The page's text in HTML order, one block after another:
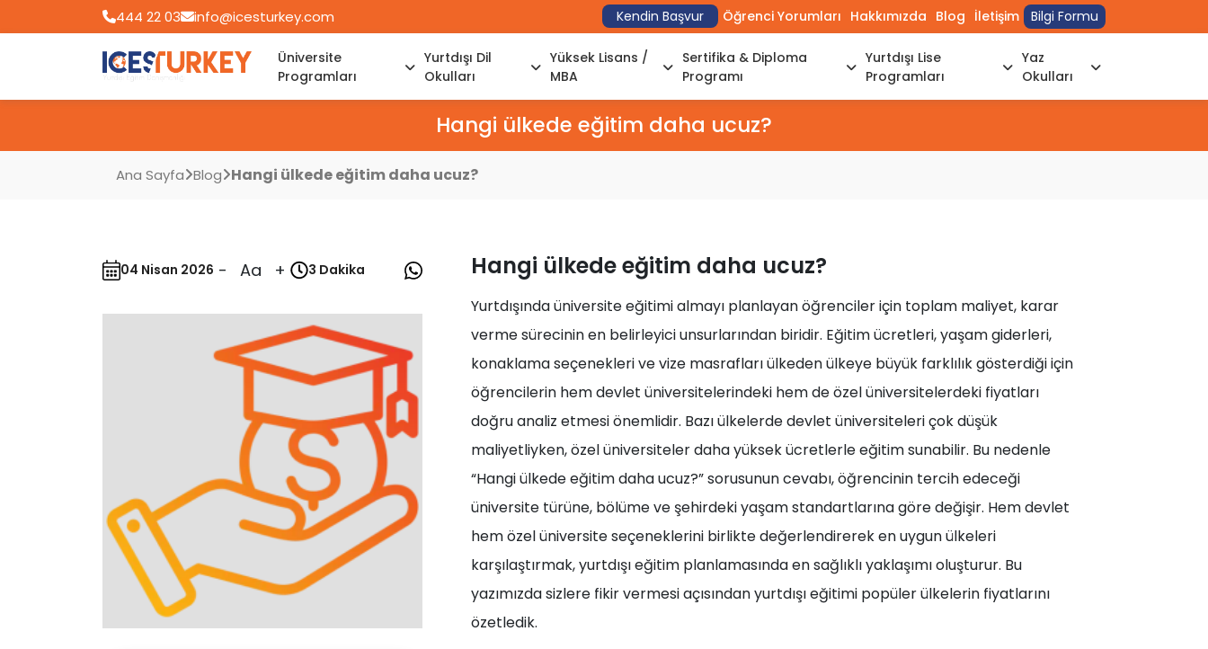
444 22 03 info@icesturkey.com Kendin Başvur Öğrenci Yorumları Hakkımızda Blog İletişim Bilgi Formu
Üniversite
Programları
Yurtdışı Dil
Okulları
Yüksek Lisans /
MBA
Sertifika & Diploma
Programı
Yurtdışı Lise
Programları
Yaz
Okulları
Hangi ülkede eğitim daha ucuz?
Ana Sayfa Blog Hangi ülkede eğitim daha ucuz?
04 Nisan 2026 - Aa + 3 Dakika Hangi ülkede eğitim daha ucuz?
Yurtdışında üniversite eğitimi almayı planlayan öğrenciler için toplam maliyet, karar
verme sürecinin en belirleyici unsurlarından biridir. Eğitim ücretleri, yaşam giderleri,
konaklama seçenekleri ve vize masrafları ülkeden ülkeye büyük farklılık gösterdiği için
öğrencilerin hem devlet üniversitelerindeki hem de özel üniversitelerdeki fiyatları
doğru analiz etmesi önemlidir. Bazı ülkelerde devlet üniversiteleri çok düşük
maliyetliyken, özel üniversiteler daha yüksek ücretlerle eğitim sunabilir. Bu nedenle
“Hangi ülkede eğitim daha ucuz?” sorusunun cevabı, öğrencinin tercih edeceği
üniversite türüne, bölüme ve şehirdeki yaşam standartlarına göre değişir. Hem devlet
hem özel üniversite seçeneklerini birlikte değerlendirerek en uygun ülkeleri
karşılaştırmak, yurtdışı eğitim planlamasında en sağlıklı yaklaşımı oluşturur. Bu
yazımızda sizlere fikir vermesi açısından yurtdışı eğitimi popüler ülkelerin fiyatlarını
özetledik.